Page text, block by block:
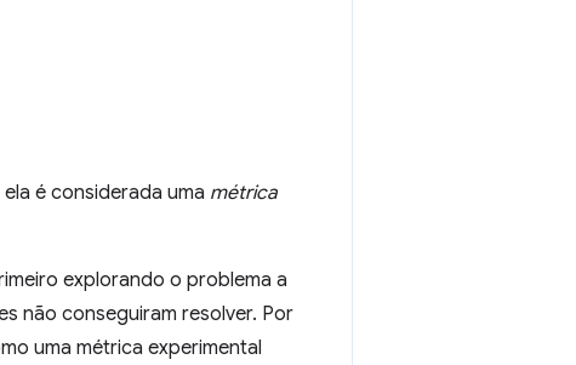
é considerada uma métrica
explorando o problema a
não conseguiram resolver. Por
uma métrica experimental